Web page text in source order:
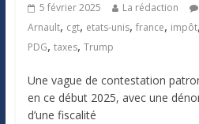
5 février 2025 La rédaction
Arnault, cgt, etats-unis, france, impôt,
PDG, taxes, Trump
Une vague de contestation
en ce début 2025, avec une
d’une fiscalité